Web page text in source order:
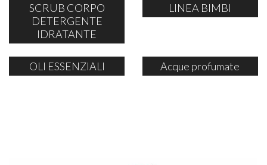
SCRUB CORPO
DETERGENTE
IDRATANTE
LINEA BIMBI
OLI ESSENZIALI Acque profumate